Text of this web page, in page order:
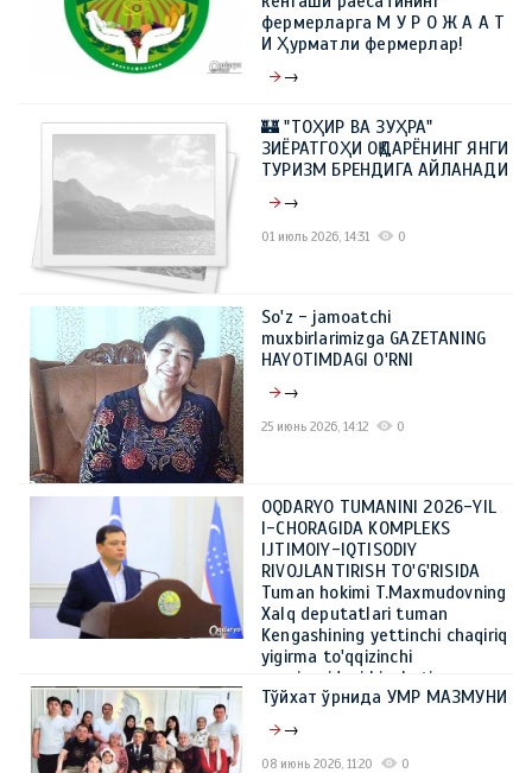
фермерларга М У Р О Ж А А Т
И Ҳурматли фермерлар!
→
🏰 "ТОҲИР ВА ЗУҲРА"
ЗИЁРАТГОҲИ ОҚДАРЁНИНГ ЯНГИ
ТУРИЗМ БРЕНДИГА АЙЛАНАДИ
→
01 июль 2026, 14:31 0
So'z - jamoatchi
muxbirlarimizga GAZETANING
HAYOTIMDAGI O'RNI
→
25 июнь 2026, 14:12 0
OQDARYO TUMANINI 2026-YIL
I-CHORAGIDA KOMPLEKS
IJTIMOIY-IQTISODIY
RIVOJLANTIRISH TO'G'RISIDA
Tuman hokimi T.Maxmudovning
Xalq deputatlari tuman
Kengashining yettinchi chaqiriq
yigirma to'qqizinchi
sessiyasidagi hisoboti
Тўйхат ўрнида УМР МАЗМУНИ
→
08 июнь 2026, 11:20 0